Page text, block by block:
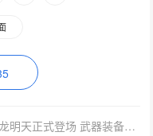
上一篇：《怪物猎人世界：冰原》狱狼龙明天正式登场 武器装备率抢先看